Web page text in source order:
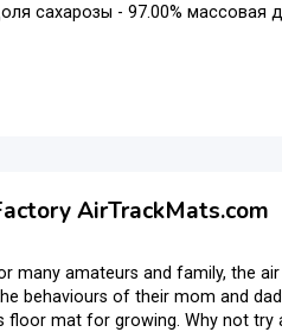
сахарозы - 97.00% массовая
AirTrackMats.com
many amateurs and family, the
behaviours of their mom and
floor mat for growing. Why not